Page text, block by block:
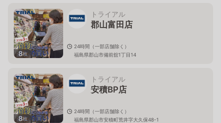
8枚
トライアル
郡山富田店
24時間（一部店舗除く）
福島県郡山市備前舘1丁目14
8枚
トライアル
安積BP店
24時間（一部店舗除く）
福島県郡山市安積町荒井字大久保48-1